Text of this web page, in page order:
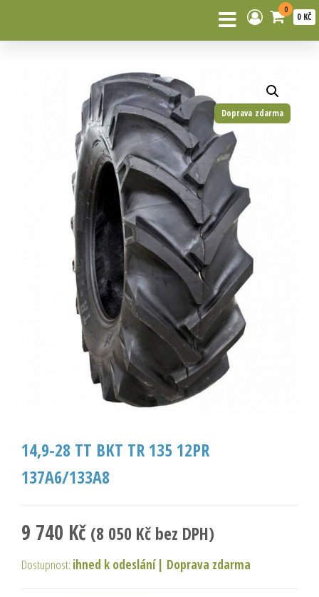
0
0 KČ
Doprava zdarma
14,9-28 TT BKT TR 135 12PR
137A6/133A8
9 740 Kč (8 050 Kč bez DPH)
Dostupnost: ihned k odeslání | Doprava zdarma